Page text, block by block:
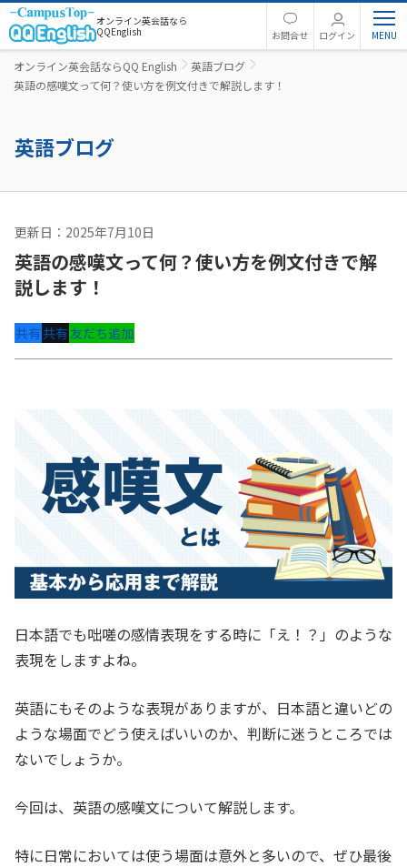
オンライン英会話なら
QQEnglish
お問合せ ログイン
オンライン英会話ならQQ English
英語ブログ
英語の感嘆文って何？使い方を例文付きで解説します！
英語ブログ
更新日：2025年7月10日
英語の感嘆文って何？使い方を例文付きで解
説します！
共有共有友だち追加
日本語でも咄嗟の感情表現をする時に「え！？」のような
表現をしますよね。
英語にもそのような表現がありますが、日本語と違いどの
ような場面でどう使えばいいのか、判断に迷うところでは
ないでしょうか。
今回は、英語の感嘆文について解説します。
特に日常においては使う場面は意外と多いので、ぜひ最後